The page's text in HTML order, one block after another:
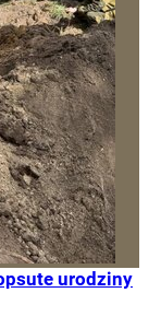
urodziny